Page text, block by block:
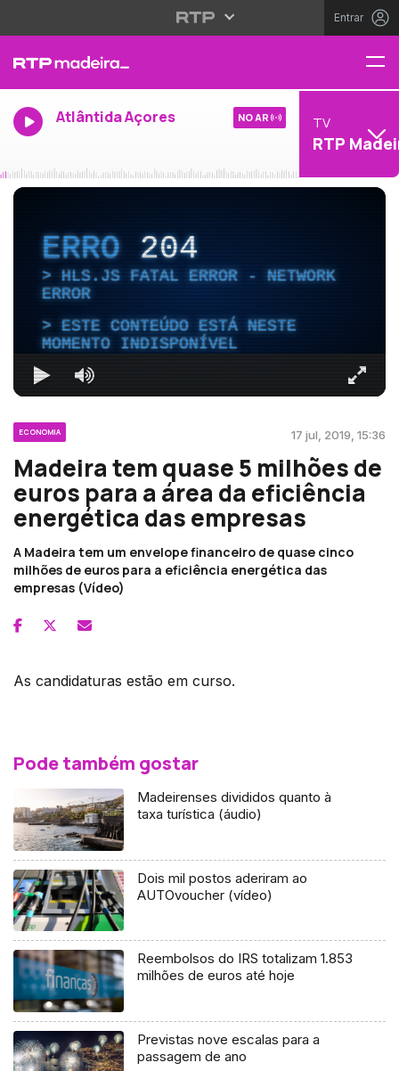
Entrar
Atlântida Açores NO AR TV
RTP
ERRO204
HLS.JS FATAL ERROR - NETWORK
ERROR
ESTE CONTEÚDO ESTÁ NESTE
MOMENTO INDISPONÍVEL
ECONOMIA 17 jul, 2019, 15:36
Madeira tem quase 5 milhões de
euros para a área da eficiência
energética das empresas
A Madeira tem um envelope financeiro de quase cinco
milhões de euros para a eficiência energética das
empresas (Vídeo)
As candidaturas estão em curso.
Pode também gostar
Madeirenses divididos quanto à
taxa turística (áudio)
Dois mil postos aderiram ao
AUTOvoucher (vídeo)
Reembolsos do IRS totalizam 1.853
milhões de euros até hoje
Previstas nove escalas para a
passagem de ano